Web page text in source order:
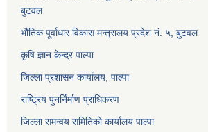
बुटवल
भौतिक पूर्वाधार विकास मन्त्रालय प्रदेश नं. ५, बुटवल
कृषि ज्ञान केन्द्र पाल्पा
जिल्ला प्रशासन कार्यालय, पाल्पा
राष्ट्रिय पुनर्निर्माण प्राधिकरण
जिल्ला समन्वय समितिको कार्यालय पाल्पा